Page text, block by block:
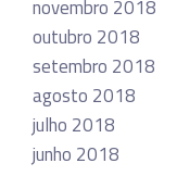
novembro 2018
outubro 2018
setembro 2018
agosto 2018
julho 2018
junho 2018